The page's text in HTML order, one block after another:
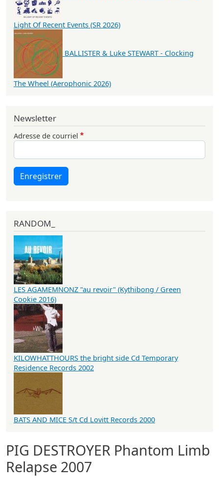
PIG DESTROYER Phantom Limb
Relapse 2007
Light Of Recent Events (SR 2026)
BALLISTER & Luke STEWART - Clocking
The Wheel (Aerophonic 2026)
Newsletter
Adresse de courriel
Enregistrer
RANDOM_
LES AGAMEMNONZ "au revoir" (Kythibong / Green
Cookie 2016)
KILOWHATTHOURS the bright side Cd Temporary
Residence Records 2002
BATS AND MICE S/t Cd Lovitt Records 2000